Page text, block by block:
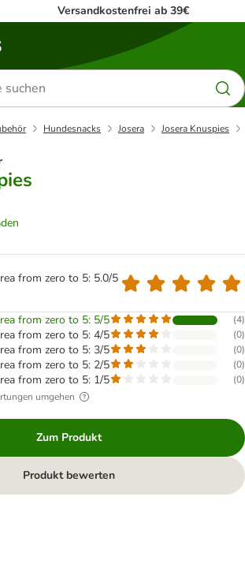
Versandkostenfrei ab 39€
Hundesnacks Josera Josera Knuspies
from zero to 5: 5.0/5
from zero to 5: 5/5 (4)
from zero to 5: 4/5 (0)
from zero to 5: 3/5 (0)
from zero to 5: 2/5 (0)
from zero to 5: 1/5 (0)
umgehen
Zum Produkt
Produkt bewerten